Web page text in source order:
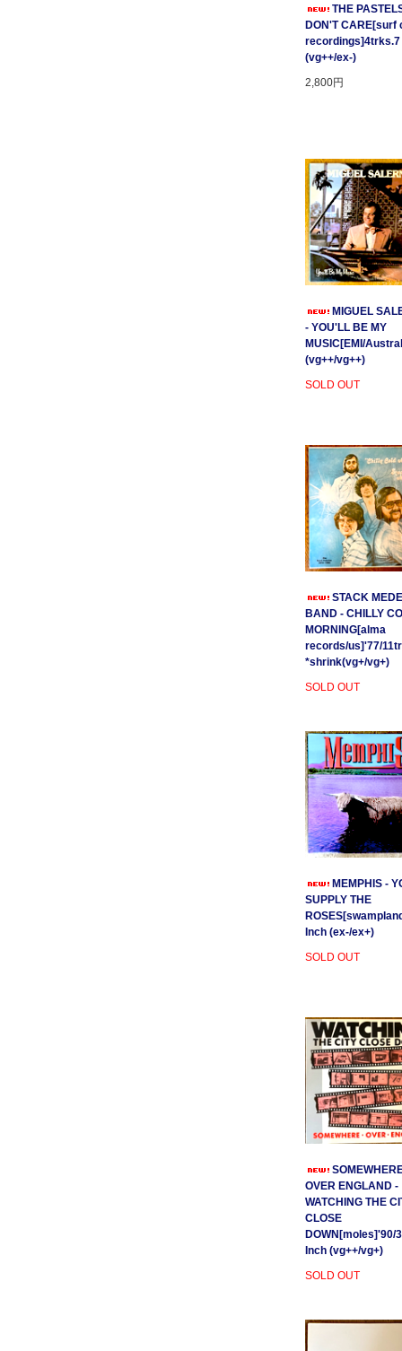
THE
DON'T CARE[surf
recordings]4trks.7
(vg++/ex-)
2,800円
MIGUEL
- YOU'LL BE MY
MUSIC[EMI/
(vg++/vg++)
SOLD OUT
STACK
BAND - CHILLY
MORNING[alma
records/us]'77/
*shrink(vg+/vg+)
SOLD OUT
MEMPHIS -
SUPPLY THE
Inch (ex-/ex+)
SOLD OUT
OVER ENGLAND -
WATCHING THE
CLOSE
DOWN[moles]'90/
Inch (vg++/vg+)
SOLD OUT